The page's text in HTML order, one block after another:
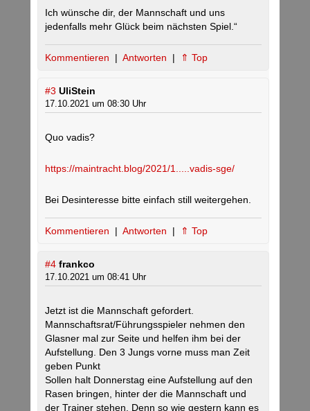
Ich wünsche dir, der Mannschaft und uns
jedenfalls mehr Glück beim nächsten Spiel.“
Kommentieren | Antworten | ⇑ Top
#3 UliStein
17.10.2021 um 08:30 Uhr
Quo vadis?
https://maintracht.blog/2021/1.....vadis-sge/
Bei Desinteresse bitte einfach still weitergehen.
Kommentieren | Antworten | ⇑ Top
#4 frankco
17.10.2021 um 08:41 Uhr
Jetzt ist die Mannschaft gefordert.
Mannschaftsrat/Führungsspieler nehmen den
Glasner mal zur Seite und helfen ihm bei der
Aufstellung. Den 3 Jungs vorne muss man Zeit
geben Punkt
Sollen halt Donnerstag eine Aufstellung auf den
Rasen bringen, hinter der die Mannschaft und
der Trainer stehen. Denn so wie gestern kann es